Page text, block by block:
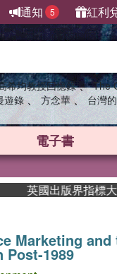
通知 5 紅利
希均教授回憶錄 、 The
遊錄 、 方念華 、 台灣
電子書
英國出版界指標大獎
Marketing and
Post-1989